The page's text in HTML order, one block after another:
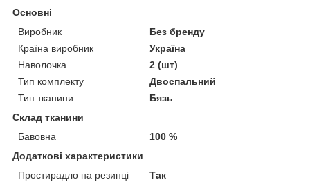
Основні
Виробник
Без бренду
Країна виробник
Україна
Наволочка
2 (шт)
Тип комплекту
Двоспальний
Тип тканини
Бязь
Склад тканини
Бавовна
100 %
Додаткові характеристики
Простирадло на резинці
Так